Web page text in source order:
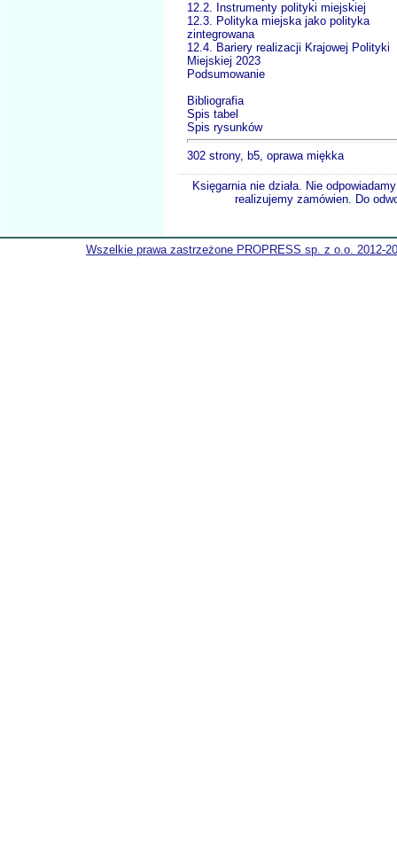
12.2. Instrumenty polityki miejskiej
12.3. Polityka miejska jako polityka
zintegrowana
12.4. Bariery realizacji Krajowej Polityki
Miejskiej 2023
Podsumowanie
Bibliografia
Spis tabel
Spis rysunków
302 strony, b5, oprawa miękka
Księgarnia nie działa. Nie
realizujemy zamówien. Do
Wszelkie prawa zastrzeżone PROPRESS sp. z o.o. 2012-